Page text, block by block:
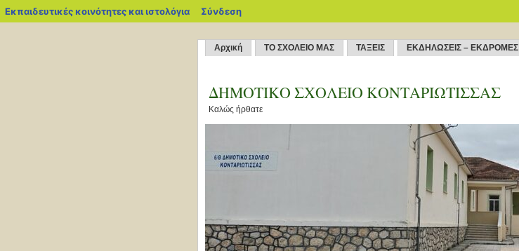
Αρχική ΤΟ ΣΧΟΛΕΙΟ ΜΑΣ ΤΑΞΕΙΣ ΕΚΔΗΛΩΣΕΙΣ – ΕΚΔΡΟΜΕΣ
ΔΗΜΟΤΙΚΟ ΣΧΟΛΕΙΟ ΚΟΝΤΑΡΙΩΤΙΣΣΑΣ
Καλώς ήρθατε
Εκπαιδευτικές κοινότητες και ιστολόγια blogs.sch.gr
Σύνδεση